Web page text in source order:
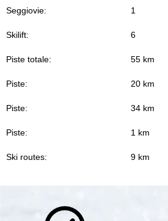
Seggiovie: 1
Skilift: 6
Piste totale: 55 km
Piste: 20 km
Piste: 34 km
Piste: 1 km
Ski routes: 9 km